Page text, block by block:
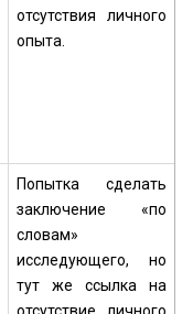
отсутствия личного
опыта.
Попытка сделать
заключение «по
словам»
исследующего, но
тут же ссылка на